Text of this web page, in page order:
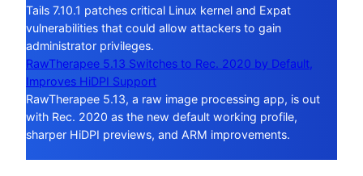
Tails 7.10.1 patches critical Linux kernel and Expat
vulnerabilities that could allow attackers to gain
administrator privileges.
RawTherapee 5.13 Switches to Rec. 2020 by Default,
Improves HiDPI Support
RawTherapee 5.13, a raw image processing app, is out
with Rec. 2020 as the new default working profile,
sharper HiDPI previews, and ARM improvements.